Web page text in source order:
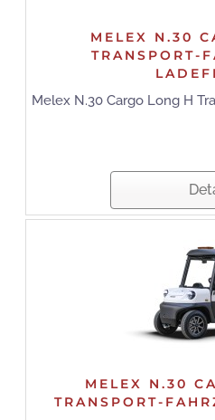
MELEX N.30
TRANSPORT-
Melex N.30 Cargo Long H
MELEX N.30
TRANSPORT-